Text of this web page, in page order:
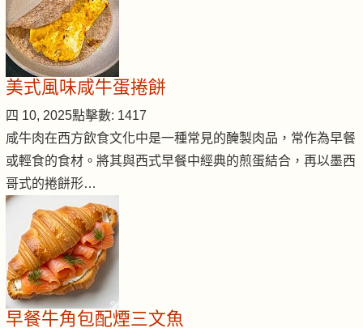
美式風味咸牛蛋捲餅
四 10, 2025點擊數: 1417
咸牛肉在西方飲食文化中是一種常見的醃製肉品，常作為早餐
或輕食的食材。將其與西式早餐中經典的煎蛋結合，再以墨西
哥式的捲餅形…
早餐牛角包配煙三文魚